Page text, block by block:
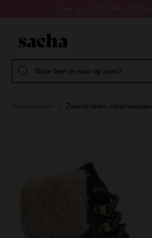
Waar ben je naar op zoek?
Zwarte leren